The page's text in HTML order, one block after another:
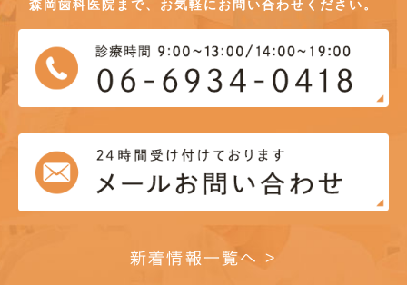
森岡歯科医院まで、お気軽にお問い合わせください。
新着情報一覧へ >